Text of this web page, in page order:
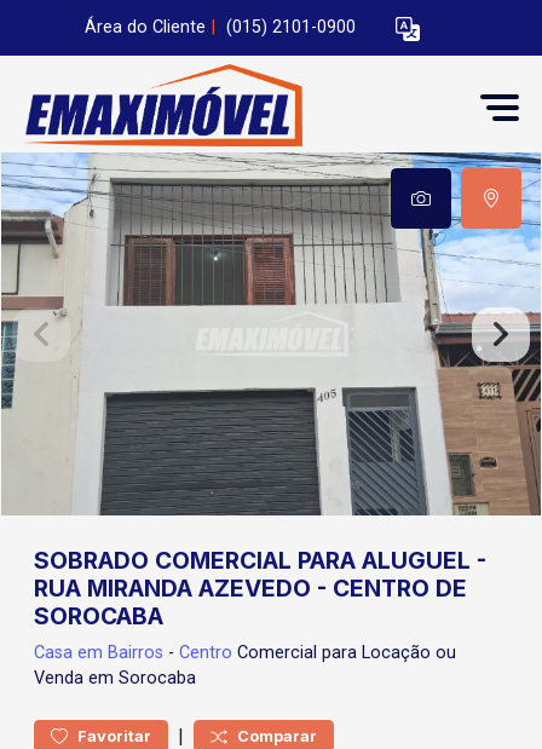
Área do Cliente (015) 2101-0900
SOBRADO COMERCIAL PARA ALUGUEL -
RUA MIRANDA AZEVEDO - CENTRO DE
SOROCABA
Casa em Bairros - Centro Comercial para Locação ou
Venda em Sorocaba
Favoritar | Comparar